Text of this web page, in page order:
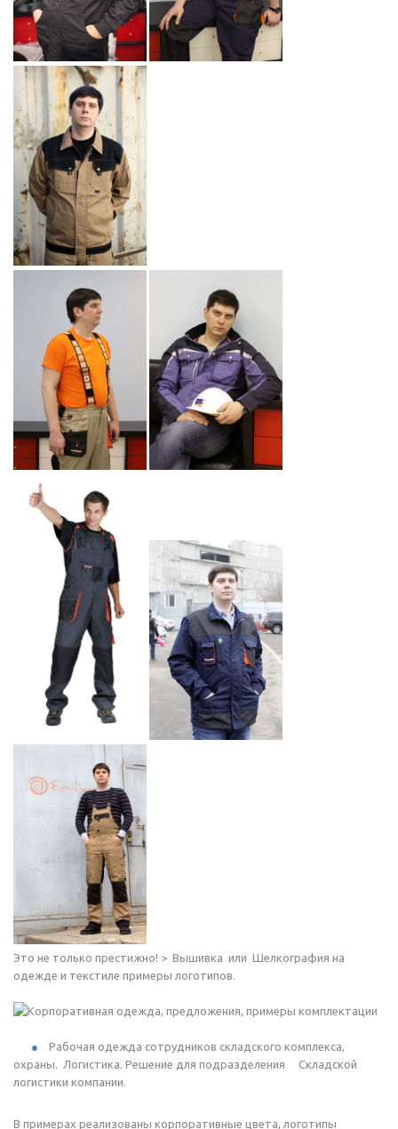
Это не только престижно! > Вышивка или Шелкография на
одежде и текстиле примеры логотипов.
Рабочая одежда сотрудников складского комплекса,
охраны. Логистика. Решение для подразделения Складской
логистики компании.
В примерах реализованы корпоративные цвета, логотипы